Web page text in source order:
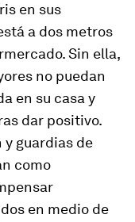
en sus
a dos metros
Sin ella,
no puedan
en su casa y
dar positivo.
y guardias de
como
en medio de